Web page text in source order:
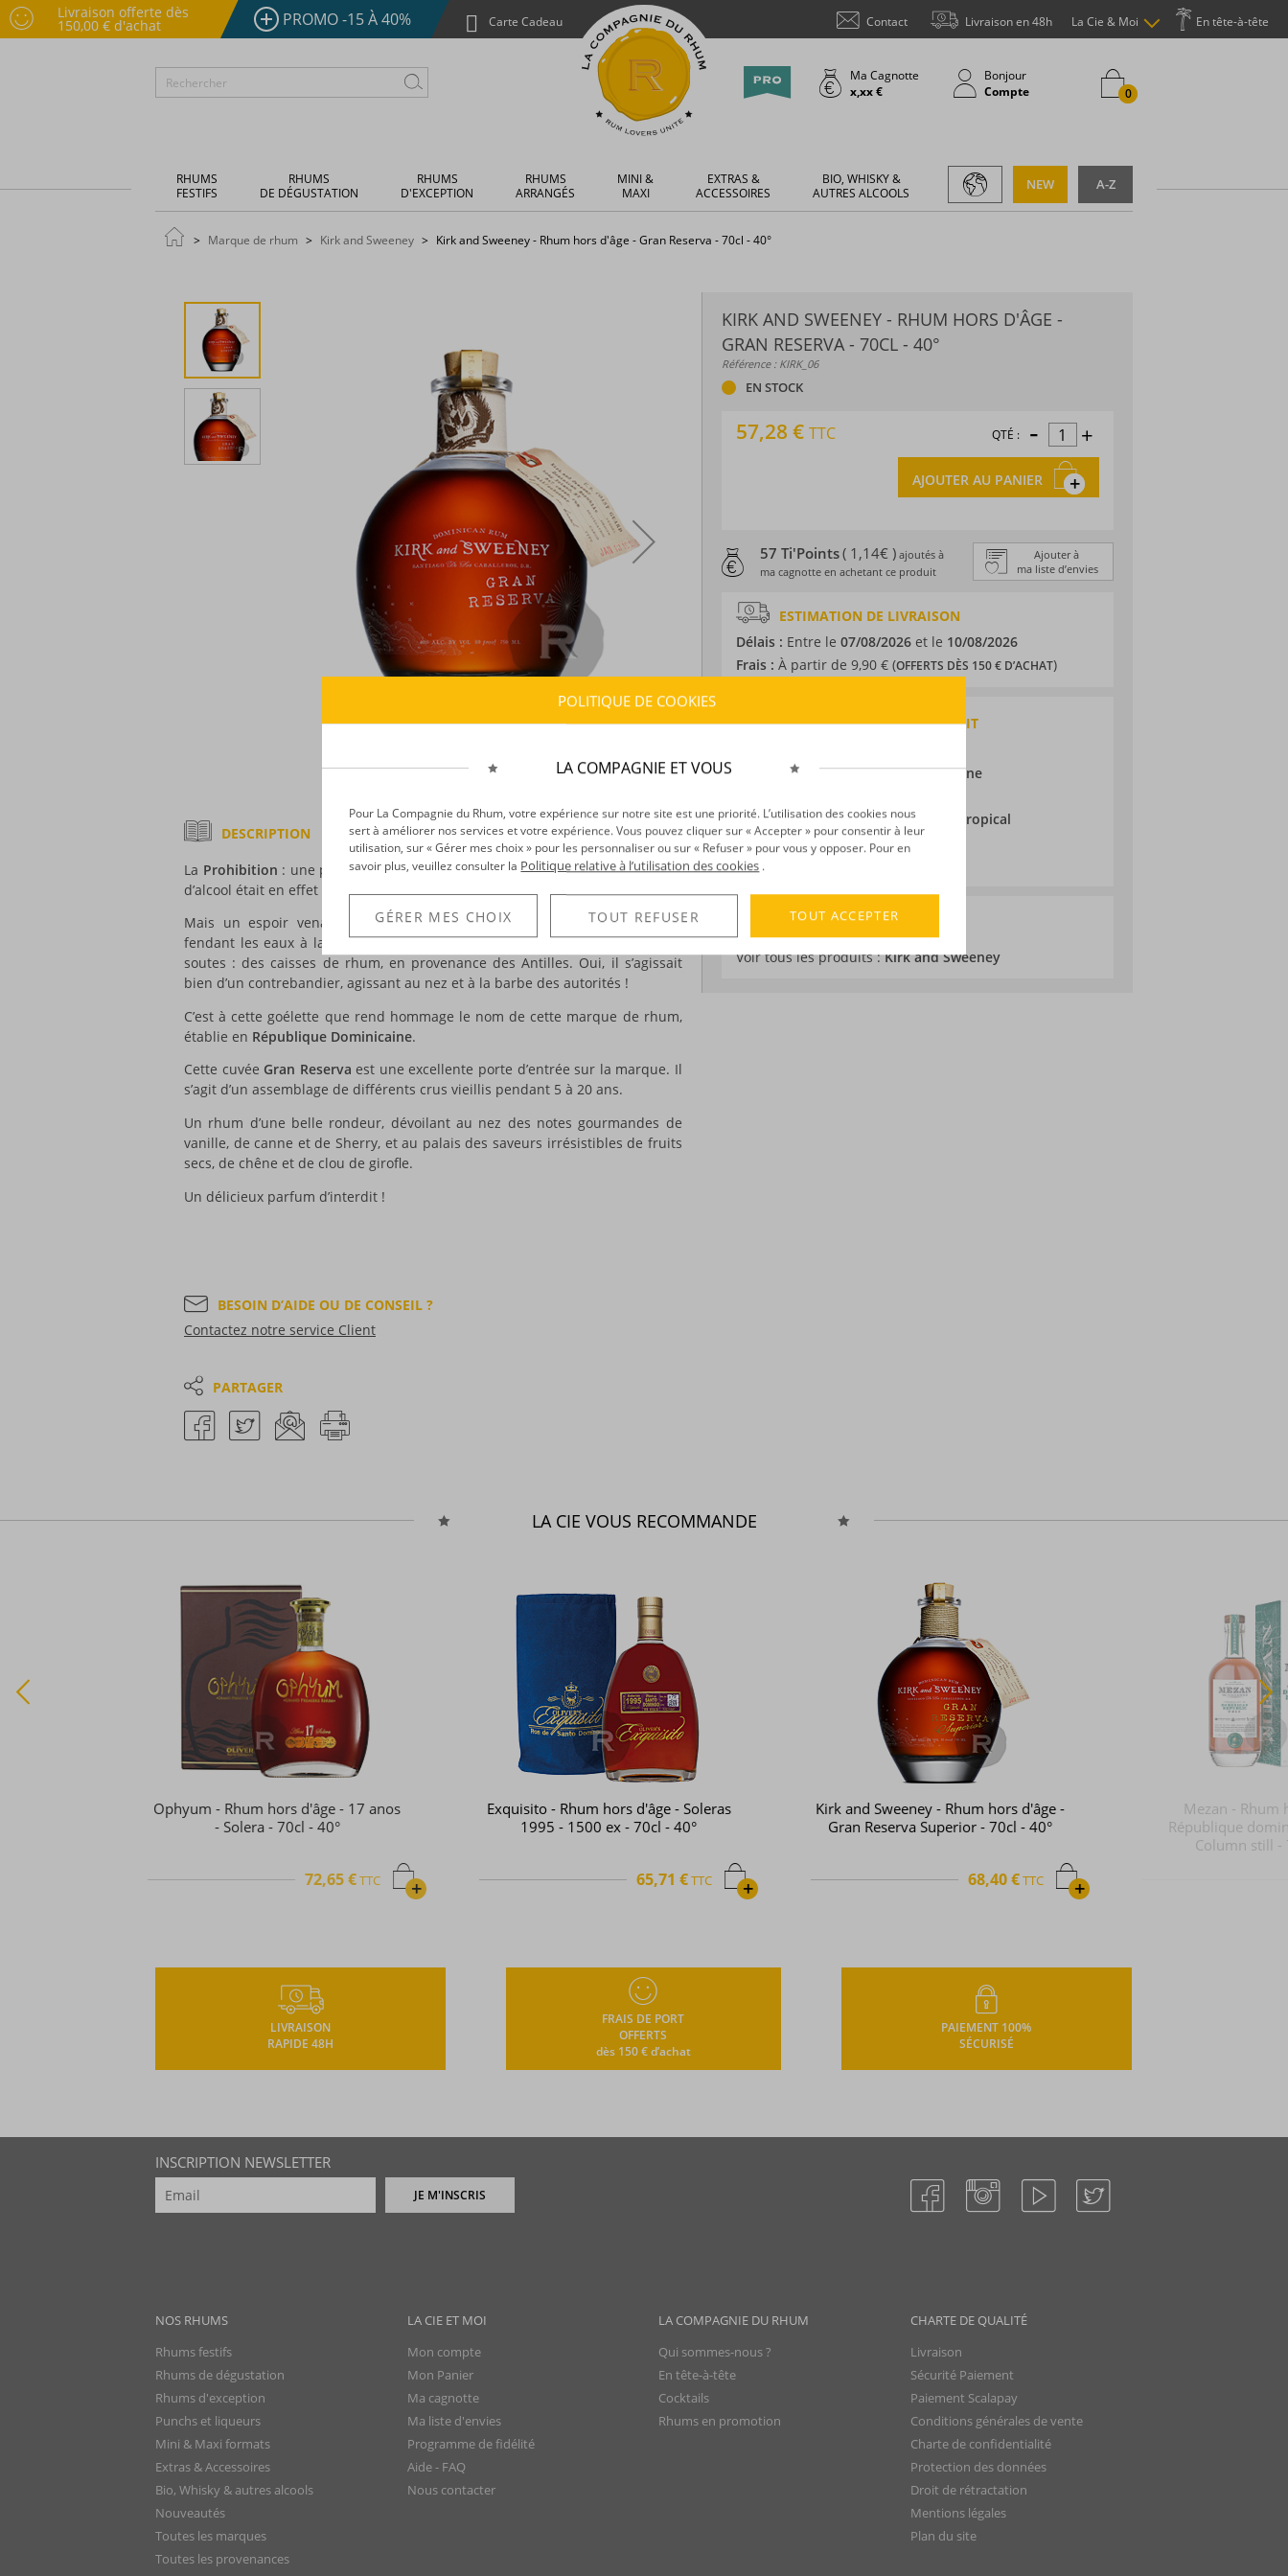
Livraison offerte dès
150,00 € d'achat PROMO -15 À 40% Carte Cadeau En tête-à-tête
La Cie & Moi
Livraison en 48h
Contact
Ma Cagnotte
x,xx €
Bonjour
Compte
0
RHUMS
FESTIFS
RHUMS
DE DÉGUSTATION
RHUMS
D'EXCEPTION
RHUMS
ARRANGÉS
MINI &
MAXI
EXTRAS &
ACCESSOIRES
BIO, WHISKY &
AUTRES ALCOOLS
A-Z
NEW
Marque de rhum Kirk and Sweeney Kirk and Sweeney - Rhum hors d'âge - Gran Reserva - 70cl - 40°
KIRK AND SWEENEY - RHUM HORS D'ÂGE -
GRAN RESERVA - 70CL - 40°
Référence : KIRK_06
EN STOCK
57,28 € TTC QTÉ : - +
AJOUTER AU PANIER
Ajouter à
ma liste d’envies
57 Ti'Points( 1,14€ )ajoutés à
ma cagnotte en achetant ce produit
ESTIMATION DE LIVRAISON
Délais : Entre le 07/08/2026et le 10/08/2026
Frais : À partir de 9,90 € (OFFERTS DÈS 150 € D’ACHAT)
CARACTÉRISTIQUES DU PRODUIT
Provenance :République Dominicaine
Environnement de vieillissement :
Tropical
Volume :70CL
Degré :
Voir tous les produits :Kirk and Sweeney
DESCRIPTION
La Prohibition : une période sombre pour les Rum Lovers. La consommation
d’alcool était en effet interdite…
Mais un espoir venait de la mer… sous la forme d’une petite goélette,
fendant les eaux à la nuit tombée. Son nom : leKirk & Sweeney. Dans ses
soutes : des caisses de rhum, en provenance des Antilles. Oui, il s’agissait
bien d’un contrebandier, agissant au nez et à la barbe des autorités !
C’est à cette goélette que rend hommage le nom de cette marque de rhum,
établie en République Dominicaine.
Cette cuvée Gran Reserva est une excellente porte d’entrée sur la marque. Il
s’agit d’un assemblage de différents crus vieillis pendant 5 à 20 ans.
Un rhum d’une belle rondeur, dévoilant au nez des notes gourmandes de
vanille, de canne et de Sherry, et au palais des saveurs irrésistibles de fruits
secs, de chêne et de clou de girofle.
Un délicieux parfum d’interdit !
BESOIN D’AIDE OU DE CONSEIL ?
Contactez notre service Client
PARTAGER
LA CIE VOUS RECOMMANDE
Exquisito - Rhum hors d'âge - Soleras
1995 - 1500 ex - 70cl - 40°
65,71 € TTC
Kirk and Sweeney - Rhum hors d'âge -
Gran Reserva Superior - 70cl - 40°
68,40 € TTC
Mezan - Rhum hors d'âge -
République dominicaine 2012 -
79,46 € TTC
LIVRAISON
RAPIDE 48H
FRAIS DE PORT
OFFERTS
dès 150 € d’achat
PAIEMENT 100%
SÉCURISÉ
INSCRIPTION NEWSLETTER
JE M'INSCRIS
NOS RHUMS
Rhums festifs
Rhums de dégustation
Rhums d'exception
Punchs et liqueurs
Mini & Maxi formats
Extras & Accessoires
Bio, Whisky & autres alcools
Nouveautés
Toutes les marques
Toutes les provenances
LA COMPAGNIE DU RHUM
Qui sommes-nous ?
En tête-à-tête
Cocktails
Rhums en promotion
LA CIE ET MOI
Mon compte
Mon Panier
Ma cagnotte
Ma liste d'envies
Programme de fidélité
Aide - FAQ
Nous contacter
CHARTE DE QUALITÉ
Livraison
Sécurité Paiement
Paiement Scalapay
Conditions générales de vente
Charte de confidentialité
Protection des données
Droit de rétractation
Mentions légales
Plan du site
POLITIQUE DE COOKIES
LA COMPAGNIE ET VOUS
Pour La Compagnie du Rhum, votre expérience sur notre site est une priorité. L’utilisation des cookies nous
sert à améliorer nos services et votre expérience. Vous pouvez cliquer sur « Accepter » pour consentir à leur
utilisation, sur « Gérer mes choix » pour les personnaliser ou sur « Refuser » pour vous y opposer. Pour en
savoir plus, veuillez consulter la Politique relative à l’utilisation des cookies .
GÉRER MES CHOIX TOUT REFUSER TOUT ACCEPTER